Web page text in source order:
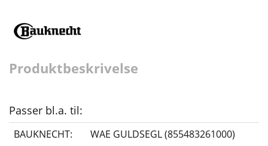
Produktbeskrivelse
Passer bl.a. til:
BAUKNECHT: WAE GULDSEGL (855483261000)